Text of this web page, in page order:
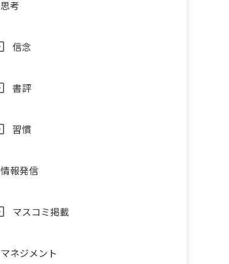
思考
信念
書評
習慣
情報発信
マスコミ掲載
マネジメント